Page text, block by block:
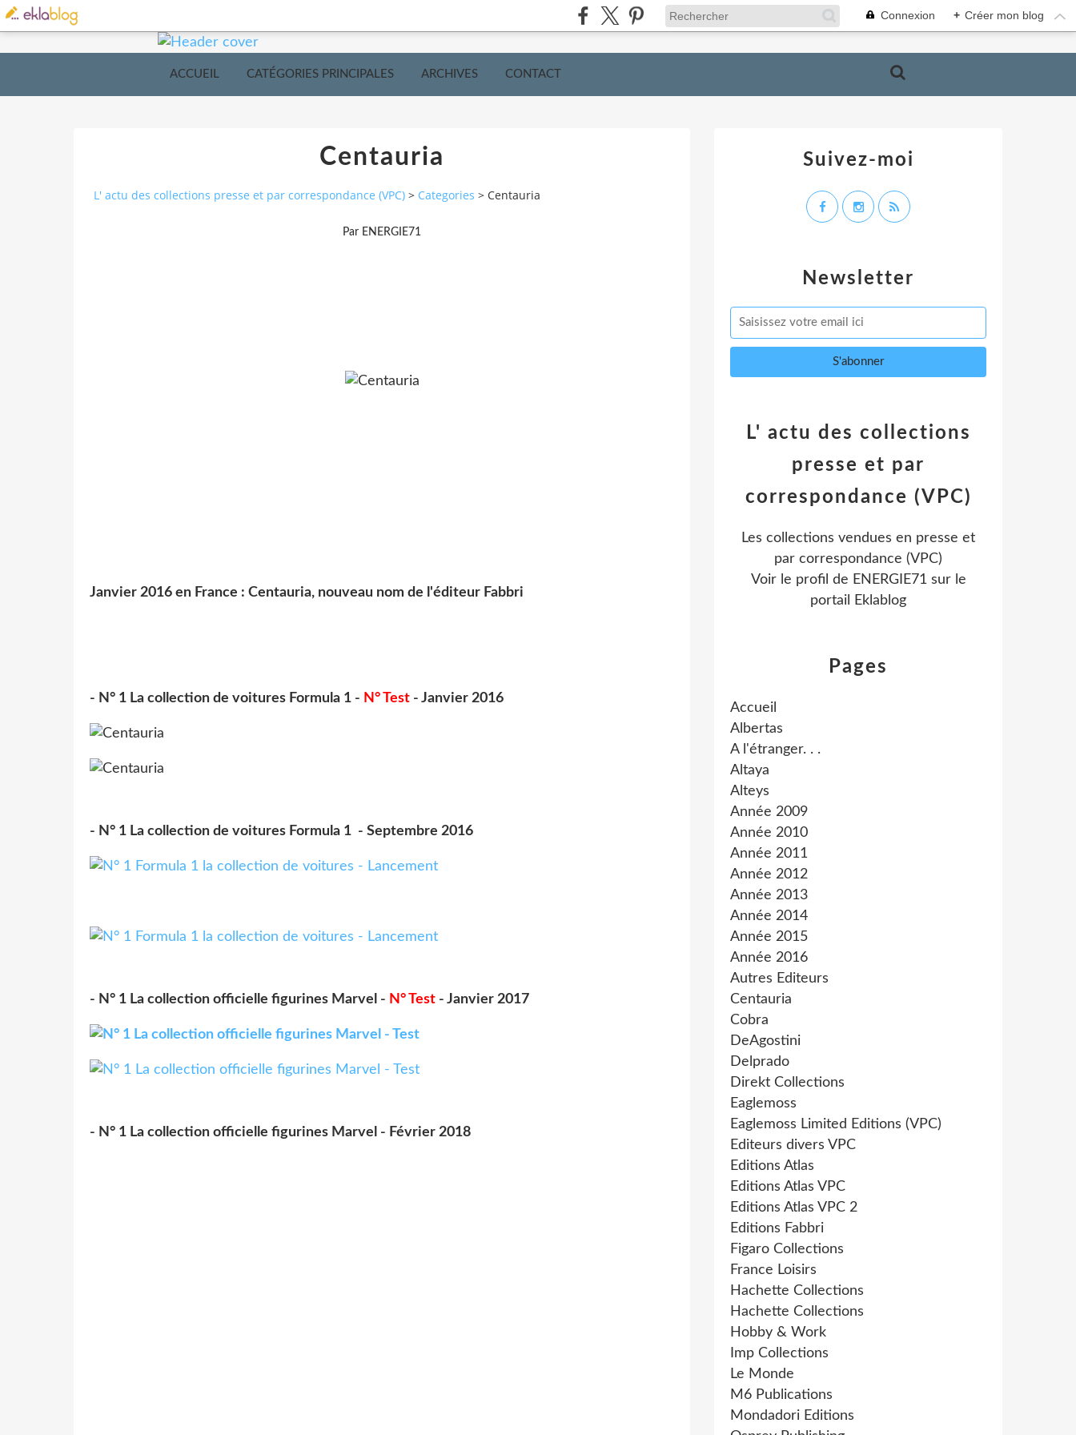
Connexion + Créer mon blog
ACCUEIL CATÉGORIES PRINCIPALES ARCHIVES CONTACT
Centauria
L' actu des collections presse et par correspondance (VPC) > Categories > Centauria
Par ENERGIE71
Janvier 2016 en France : Centauria, nouveau nom de l'éditeur Fabbri
- N° 1 La collection de voitures Formula 1 - N° Test - Janvier 2016
- N° 1 La collection de voitures Formula 1 - Septembre 2016
- N° 1 La collection officielle figurines Marvel - N° Test - Janvier 2017
- N° 1 La collection officielle figurines Marvel - Février 2018
Newsletter
Pages
Accueil
Albertas
A l'étranger. . .
Altaya
Alteys
Année 2009
Année 2010
Année 2011
Année 2012
Année 2013
Année 2014
Année 2015
Année 2016
Autres Editeurs
Centauria
Cobra
DeAgostini
Delprado
Direkt Collections
Eaglemoss
Eaglemoss Limited Editions (VPC)
Editeurs divers VPC
Editions Atlas
Editions Atlas VPC
Editions Atlas VPC 2
Editions Fabbri
Figaro Collections
France Loisirs
Hachette Collections
Hachette Collections
Hobby & Work
Imp Collections
Le Monde
M6 Publications
Mondadori Editions
L' actu des collections
presse et par
correspondance (VPC)
Les collections vendues en presse et
par correspondance (VPC)
Voir le profil de ENERGIE71sur le
portail Eklablog
Suivez-moi